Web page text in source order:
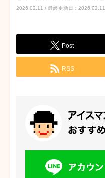
2026.02.11 / 最終更新日：2026.02.11
Post
RSS